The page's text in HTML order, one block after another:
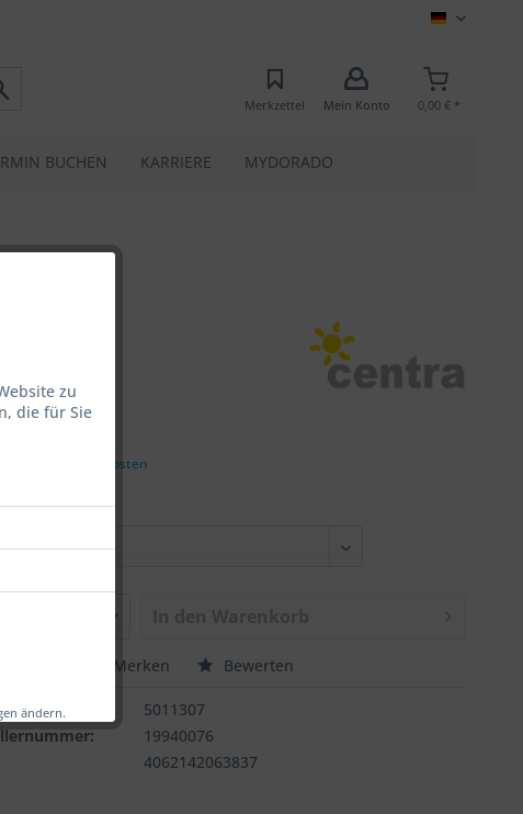
MEC
Merkzettel Mein Konto 0,00 € *
BUCHEN KARRIERE MYDORADO
zu
die für Sie
ändern.
zzgl. Versandkosten
Merken Bewerten
Nr.:
5011307
19940076
4062142063837